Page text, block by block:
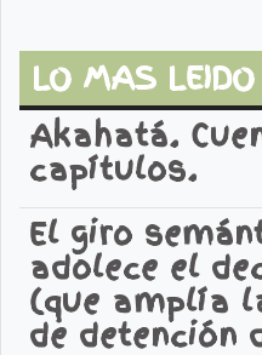
LO MAS
Akahatá.
capítulos.
El giro
adolece el
(que amplía
de detención